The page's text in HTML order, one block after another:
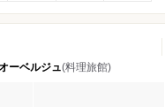
ーベルジュ(料理旅館)